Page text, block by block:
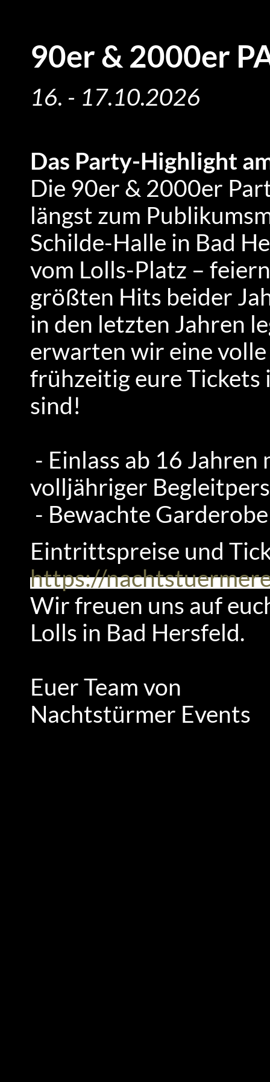
90er & 2000er
16. - 17.10.2026
Das Party-Highlight
Die 90er & 2000er
längst zum
Schilde-Halle in Bad
vom Lolls-Platz –
größten Hits beider
in den letzten Jahren
erwarten wir eine
frühzeitig eure Tickets
sind!
- Einlass ab 16
volljähriger
- Bewachte
Eintrittspreise und
https://
Wir freuen uns auf
Lolls in Bad Hersfeld.
Euer Team von
Nachtstürmer Events